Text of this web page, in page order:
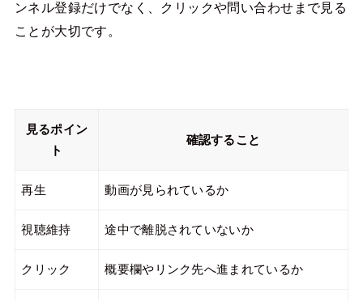
ンネル登録だけでなく、クリックや問い合わせまで見る
ことが大切です。
見るポイン
ト
確認すること
再生 動画が見られているか
視聴維持 途中で離脱されていないか
クリック 概要欄やリンク先へ進まれているか